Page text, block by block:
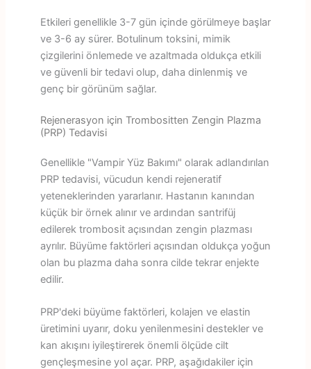
Etkileri genellikle 3-7 gün içinde görülmeye başlar
ve 3-6 ay sürer. Botulinum toksini, mimik
çizgilerini önlemede ve azaltmada oldukça etkili
ve güvenli bir tedavi olup, daha dinlenmiş ve
genç bir görünüm sağlar.
Rejenerasyon için Trombositten Zengin Plazma
(PRP) Tedavisi
Genellikle "Vampir Yüz Bakımı" olarak adlandırılan
PRP tedavisi, vücudun kendi rejeneratif
yeteneklerinden yararlanır. Hastanın kanından
küçük bir örnek alınır ve ardından santrifüj
edilerek trombosit açısından zengin plazması
ayrılır. Büyüme faktörleri açısından oldukça yoğun
olan bu plazma daha sonra cilde tekrar enjekte
edilir.
PRP'deki büyüme faktörleri, kolajen ve elastin
üretimini uyarır, doku yenilenmesini destekler ve
kan akışını iyileştirerek önemli ölçüde cilt
gençleşmesine yol açar. PRP, aşağıdakiler için